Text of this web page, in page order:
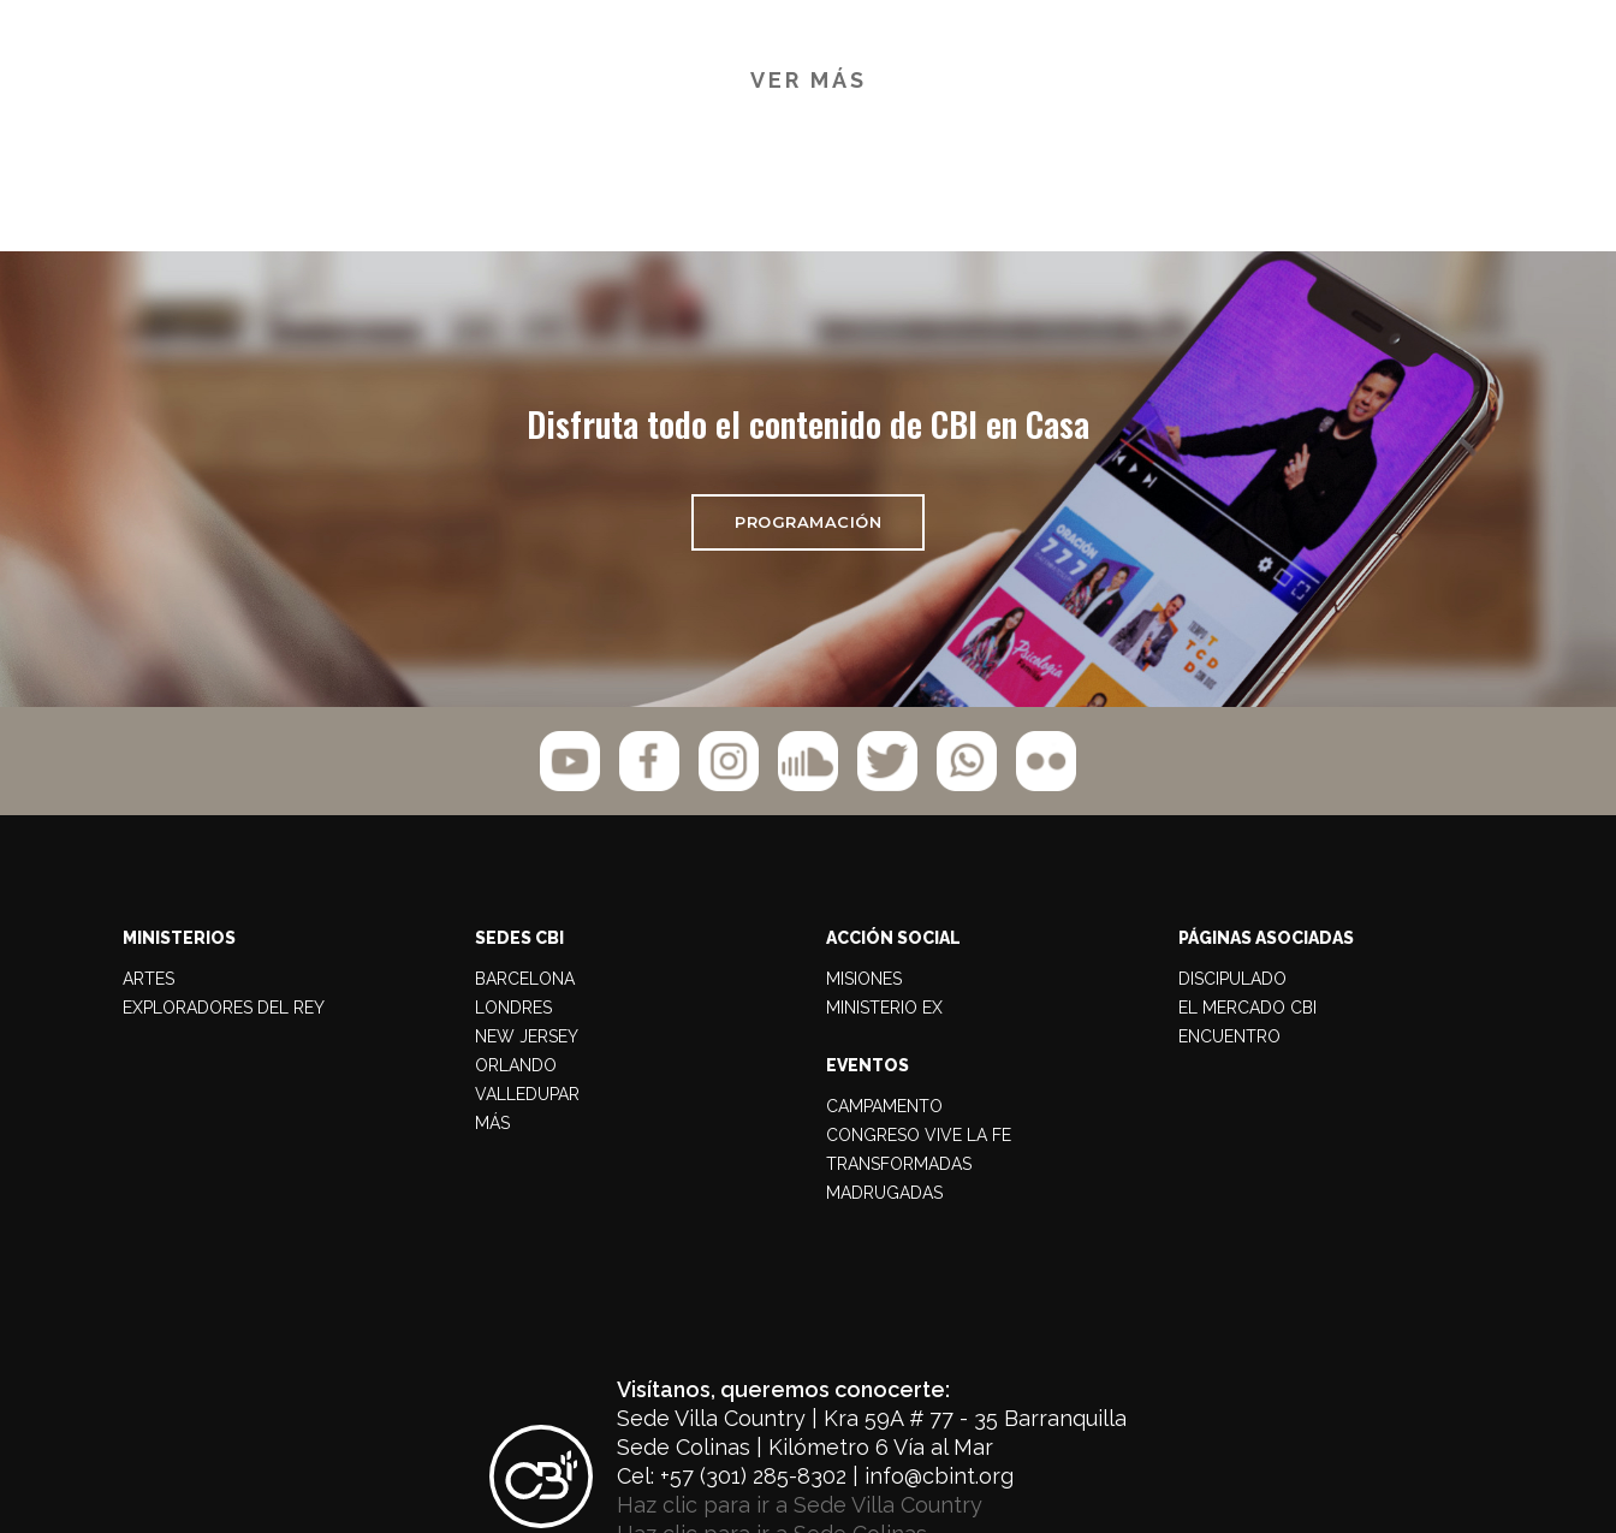
VER MÁS
Disfruta todo el contenido de CBI en Casa
PROGRAMACIÓN
MINISTERIOS
ARTES
EXPLORADORES DEL REY
SEDES CBI
BARCELONA
LONDRES
NEW JERSEY
ORLANDO
VALLEDUPAR
MÁS
ACCIÓN SOCIAL
MISIONES
MINISTERIO EX
EVENTOS
CAMPAMENTO
CONGRESO VIVE LA FE
TRANSFORMADAS
MADRUGADAS
PÁGINAS ASOCIADAS
DISCIPULADO
EL MERCADO CBI
ENCUENTRO
Visítanos, queremos conocerte:
Sede Villa Country | Kra 59A # 77 - 35 Barranquilla
Sede Colinas | Kilómetro 6 Vía al Mar
Cel: +57 (301) 285-8302 | info@cbint.org
Haz clic para ir a Sede Villa Country